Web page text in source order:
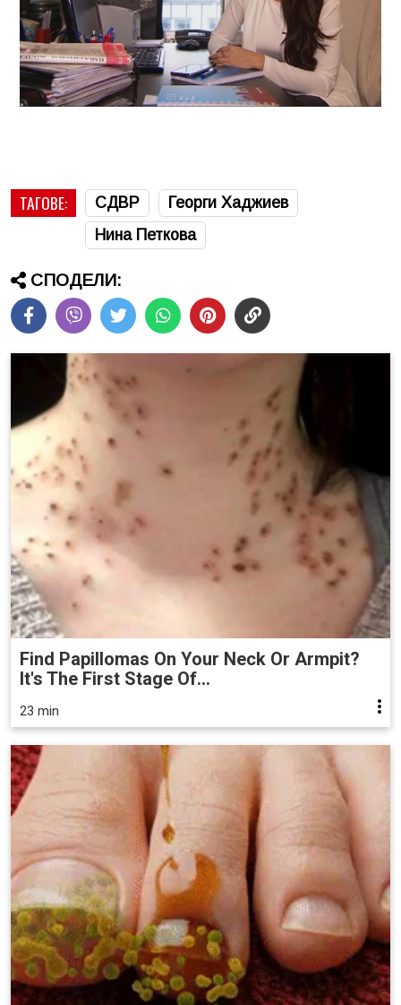
ТАГОВЕ: СДВР
Георги Хаджиев
Нина Петкова
СПОДЕЛИ:
Find Papillomas On Your Neck Or Armpit?
It's The First Stage Of...
23 min